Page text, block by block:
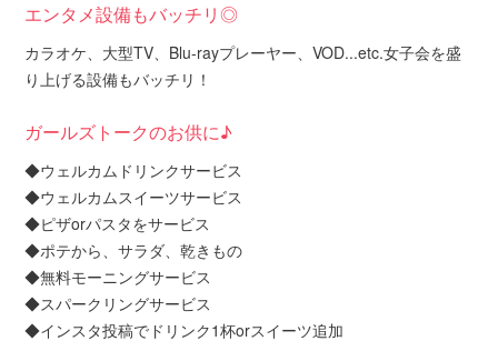
エンタメ設備もバッチリ◎
カラオケ、大型TV、Blu-rayプレーヤー、VOD...etc.女子会を盛
り上げる設備もバッチリ！
ガールズトークのお供に♪
◆ウェルカムドリンクサービス
◆ウェルカムスイーツサービス
◆ピザorパスタをサービス
◆ポテから、サラダ、乾きもの
◆無料モーニングサービス
◆スパークリングサービス
◆インスタ投稿でドリンク1杯orスイーツ追加